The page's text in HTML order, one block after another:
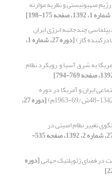
صهیونیستی و ‏نظریه موازنه
چندجانبه انرژی ایران
گاز)‏ [دوره 27، شماره 1،
به شرق آسیا و ‏ رویکرد نظام
ایران و آمریکا در دوره
[دوره 27،
تغییر نظام امنیتی در
[دوره 27، شماره 2، 1392، صفحه 535-
در فضای ژئوپلتیک جهانی[دوره